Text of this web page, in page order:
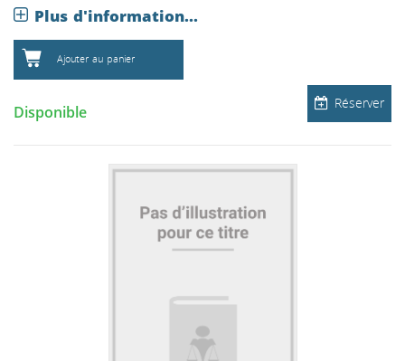
Plus d'information...
Ajouter au panier
Réserver
Disponible